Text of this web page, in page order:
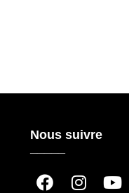
Nous suivre